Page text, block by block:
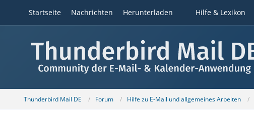
Startseite Nachrichten Herunterladen Hilfe & Lexikon
Thunderbird Mail DE Forum Hilfe zu E-Mail und allgemeines Arbeiten